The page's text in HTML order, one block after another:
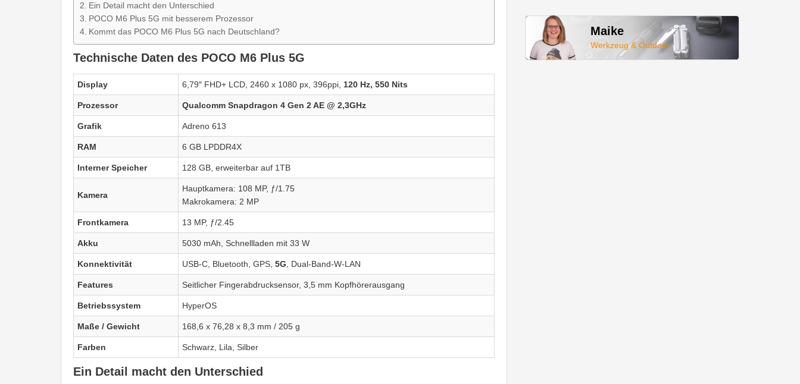
Ein Detail macht den Unterschied
POCO M6 Plus 5G mit besserem Prozessor
Kommt das POCO M6 Plus 5G nach Deutschland?
Technische Daten des POCO M6 Plus 5G
Display 6,79″ FHD+ LCD, 2460 x 1080 px, 396ppi, 120 Hz, 550 Nits
Prozessor Qualcomm Snapdragon 4 Gen 2 AE @ 2,3GHz
Grafik Adreno 613
RAM 6 GB LPDDR4X
Interner Speicher 128 GB, erweiterbar auf 1TB
Kamera
Hauptkamera: 108 MP, ƒ/1.75
Makrokamera: 2 MP
Frontkamera 13 MP, ƒ/2.45
Akku 5030 mAh, Schnellladen mit 33 W
Konnektivität USB-C, Bluetooth, GPS, 5G , Dual-Band-W-LAN
Features Seitlicher Fingerabdrucksensor, 3,5 mm Kopfhörerausgang
Betriebssystem HyperOS
Maße / Gewicht 168,6 x 76,28 x 8,3 mm / 205 g
Farben Schwarz, Lila, Silber
Ein Detail macht den Unterschied
Maike
Werkzeug & Outdoor